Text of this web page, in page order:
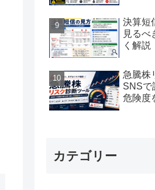
決算短
見るべ
く解説
急騰株
SNSで
危険度
カテゴリー